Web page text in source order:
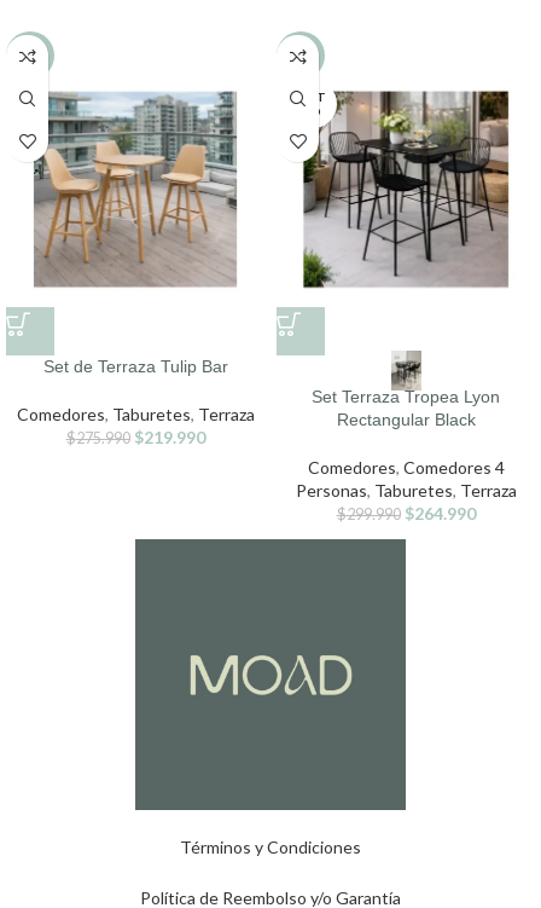
-20%
Set de Terraza Tulip Bar
Comedores, Taburetes, Terraza
$275.990 $219.990
-12%
AGOT
ADO
Set Terraza Tropea Lyon
Rectangular Black
Comedores, Comedores 4
Personas, Taburetes, Terraza
$299.990 $264.990
Términos y Condiciones
Política de Reembolso y/o Garantía